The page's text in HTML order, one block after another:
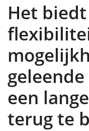
Het
een
terug te